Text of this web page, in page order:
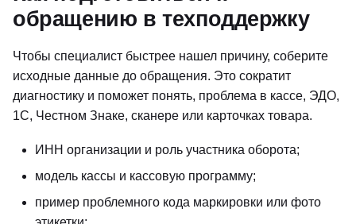
обращению в техподдержку
Чтобы специалист быстрее нашел причину, соберите
исходные данные до обращения. Это сократит
диагностику и поможет понять, проблема в кассе, ЭДО,
1С, Честном Знаке, сканере или карточках товара.
ИНН организации и роль участника оборота;
модель кассы и кассовую программу;
пример проблемного кода маркировки или фото